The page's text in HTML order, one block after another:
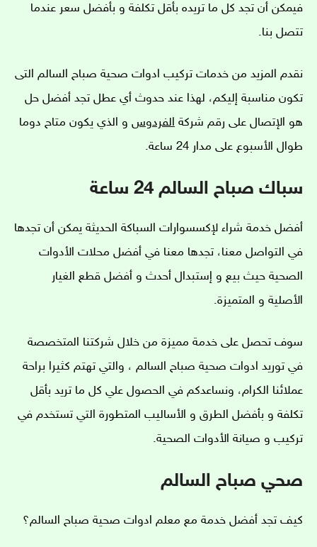
فيمكن أن تجد كل ما تريده بأقل تكلفة و بأفضل سعر عندما
تتصل بنا.
نقدم المزيد من خدمات تركيب ادوات صحية صباح السالم التى
تكون مناسبة إليكم، لهذا عند حدوث أي عطل تجد أفضل حل
هو الإتصال على رقم شركة الفردوس و الذي يكون متاح دوما
طوال الأسبوع على مدار 24 ساعة.
سباك صباح السالم 24 ساعة
أفضل خدمة شراء لإكسسوارات السباكة الحديثة يمكن أن تجدها
في التواصل معنا، تجدها معنا في أفضل محلات الأدوات
الصحية حيث بيع و إستبدال أحدث و أفضل قطع الغيار
الأصلية و المتميزة.
سوف تحصل على خدمة مميزة من خلال شركتنا المتخصصة
في توريد ادوات صحية صباح السالم ، والتي تهتم كثيرا براحة
عملائنا الكرام، ونساعدكم في الحصول علي كل ما تريد بأقل
تكلفة و بأفضل الطرق و الأساليب المتطورة التي تستخدم في
تركيب و صيانة الأدوات الصحية.
صحي صباح السالم
كيف تجد أفضل خدمة مع معلم ادوات صحية صباح السالم؟